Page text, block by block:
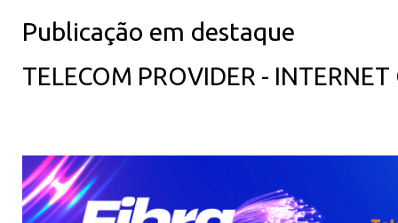
Publicação em destaque
TELECOM PROVIDER -